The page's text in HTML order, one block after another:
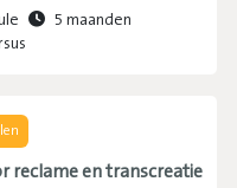
5 maanden
reclame en transcreatie